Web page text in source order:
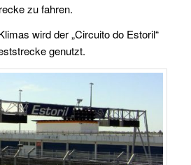
zu fahren.
wird der „Circuito do Estoril“
genutzt.